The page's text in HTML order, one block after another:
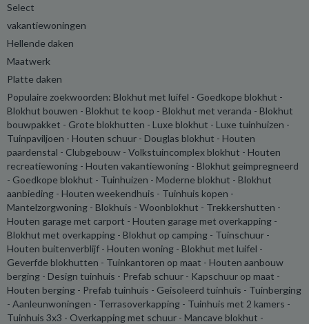
Select
vakantiewoningen
Hellende daken
Maatwerk
Platte daken
Populaire zoekwoorden: Blokhut met luifel - Goedkope blokhut -
Blokhut bouwen - Blokhut te koop - Blokhut met veranda - Blokhut
bouwpakket - Grote blokhutten - Luxe blokhut - Luxe tuinhuizen -
Tuinpaviljoen - Houten schuur - Douglas blokhut - Houten
paardenstal - Clubgebouw - Volkstuincomplex blokhut - Houten
recreatiewoning - Houten vakantiewoning - Blokhut geimpregneerd
- Goedkope blokhut - Tuinhuizen - Moderne blokhut - Blokhut
aanbieding - Houten weekendhuis - Tuinhuis kopen -
Mantelzorgwoning - Blokhuis - Woonblokhut - Trekkershutten -
Houten garage met carport - Houten garage met overkapping -
Blokhut met overkapping - Blokhut op camping - Tuinschuur -
Houten buitenverblijf - Houten woning - Blokhut met luifel -
Geverfde blokhutten - Tuinkantoren op maat - Houten aanbouw
berging - Design tuinhuis - Prefab schuur - Kapschuur op maat -
Houten berging - Prefab tuinhuis - Geisoleerd tuinhuis - Tuinberging
- Aanleunwoningen - Terrasoverkapping - Tuinhuis met 2 kamers -
Tuinhuis 3x3 - Overkapping met schuur - Mancave blokhut -